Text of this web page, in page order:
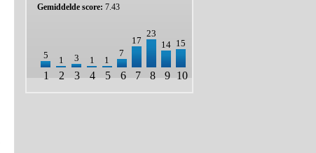
Gemiddelde score: 7.43
5 1 3 1 1
7
17
23
14 15
1 2 3 4 5 6 7 8 9 10